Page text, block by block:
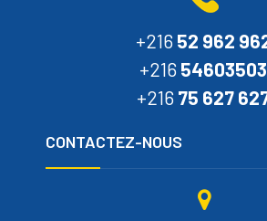
+216 52 962
+216 54603503
+216 75 627
CONTACTEZ-NOUS